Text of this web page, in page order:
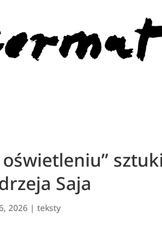
oświetleniu”
Saja
2026 |teksty